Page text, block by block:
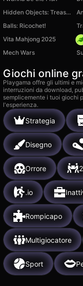
Hidden Objects: Treasure Island
Balls: Ricochet!
Vita Mahjong 2025
Mech Wars
Giochi online
Playgama offre gli ultimi e
interruzioni da download,
semplicemente i tuoi giochi
l'esperienza.
Strategia
Disegno
Orrore
.io
Rompicapo
Multigiocatore
Sport